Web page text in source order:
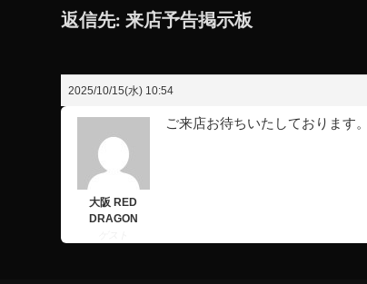
返信先: 来店予告掲示板
2025/10/15(水) 10:54
大阪 RED
DRAGON
ご来店お待ちいたしております。